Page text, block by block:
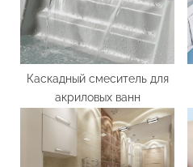
o
s
t
:
:
Каскадный смеситель для
акриловых ванн